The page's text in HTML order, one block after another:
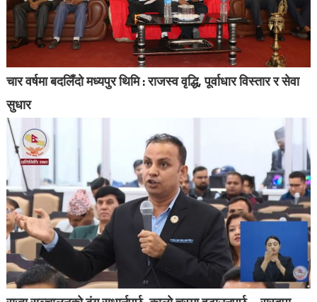
चार वर्षमा बदलिँदो मध्यपुर थिमि : राजस्व वृद्धि, पूर्वाधार विस्तार र सेवा
सुधार